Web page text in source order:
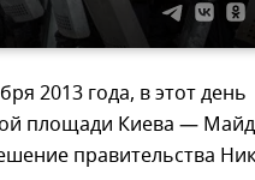
2013 года, в этот день
площади Киева —
правительства